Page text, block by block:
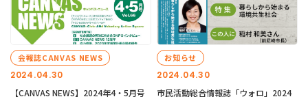
2024.04.30
会報誌CANVAS NEWS
【CANVAS NEWS】2024年4・5月号
2024.04.30
お知らせ
市民活動総合情報誌「ウォロ」2024